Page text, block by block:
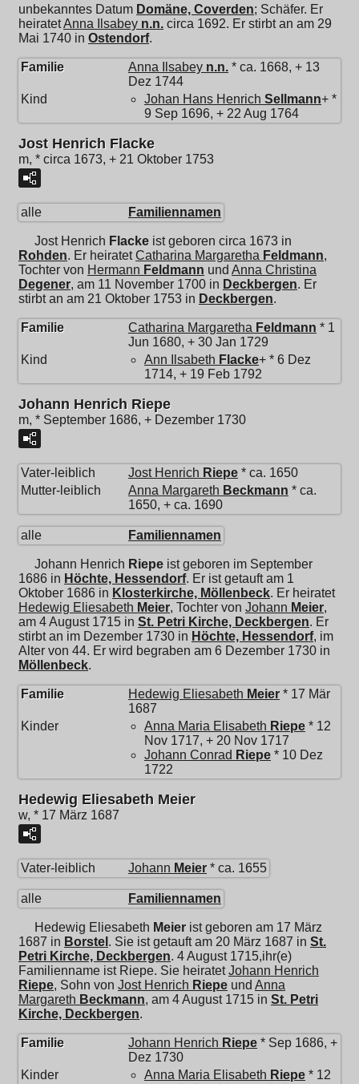
unbekanntes Datum Domäne, Coverden; Schäfer. Er
heiratetAnna Ilsabey n.n. circa 1692. Er stirbt an am 29
Mai 1740 in Ostendorf.
Familie Anna Ilsabey n.n. * ca. 1668, + 13
Dez 1744
Kind
Johan Hans Henrich Sellmann+ *
9 Sep 1696, + 22 Aug 1764
Jost Henrich Flacke
m, * circa 1673, + 21 Oktober 1753
alle Familiennamen
Jost Henrich Flacke ist geboren circa 1673 in
Rohden. Er heiratetCatharina Margaretha Feldmann,
Tochter von Hermann Feldmann und Anna Christina
Degener, am 11 November 1700 in Deckbergen. Er
stirbt an am 21 Oktober 1753 in Deckbergen.
Familie Catharina Margaretha Feldmann * 1
Jun 1680, + 30 Jan 1729
Kind
Ann Ilsabeth Flacke+ * 6 Dez
1714, + 19 Feb 1792
Johann Henrich Riepe
m, * September 1686, + Dezember 1730
Vater-leiblich Jost Henrich Riepe * ca. 1650
Mutter-leiblich
Anna Margareth Beckmann * ca.
1650, + ca. 1690
alle Familiennamen
Johann Henrich Riepe ist geboren im September
1686 in Höchte, Hessendorf. Er ist getauft am 1
Oktober 1686 in Klosterkirche, Möllenbeck. Er heiratet
Hedewig Eliesabeth Meier, Tochter von Johann Meier,
am 4 August 1715 in St. Petri Kirche, Deckbergen. Er
stirbt an im Dezember 1730 in Höchte, Hessendorf, im
Alter von 44. Er wird begraben am 6 Dezember 1730 in
Möllenbeck.
Familie Hedewig Eliesabeth Meier * 17 Mär
1687
Kinder
Anna Maria Elisabeth Riepe * 12
Nov 1717, + 20 Nov 1717
Johann Conrad Riepe * 10 Dez
1722
Hedewig Eliesabeth Meier
w, * 17 März 1687
Vater-leiblich Johann Meier * ca. 1655
alle Familiennamen
Hedewig Eliesabeth Meier ist geboren am 17 März
1687 in Borstel . Sie ist getauft am 20 März 1687 in St.
Petri Kirche, Deckbergen. 4 August 1715,ihr(e)
Familienname ist Riepe. Sie heiratetJohann Henrich
Riepe, Sohn von Jost Henrich Riepe und Anna
Margareth Beckmann, am 4 August 1715 in St. Petri
Kirche, Deckbergen.
Familie Johann Henrich Riepe * Sep 1686, +
Dez 1730
Kinder
Anna Maria Elisabeth Riepe * 12